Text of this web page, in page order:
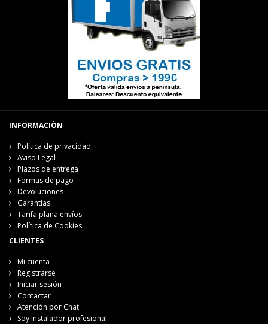
INFORMACIÓN
Política de privacidad
Aviso Legal
Plazos de entrega
Formas de pago
Devoluciones
Garantías
Tarifa plana envíos
Política de Cookies
CLIENTES
Mi cuenta
Registrarse
Iniciar sesión
Contactar
Atención por Chat
Soy Instalador profesional